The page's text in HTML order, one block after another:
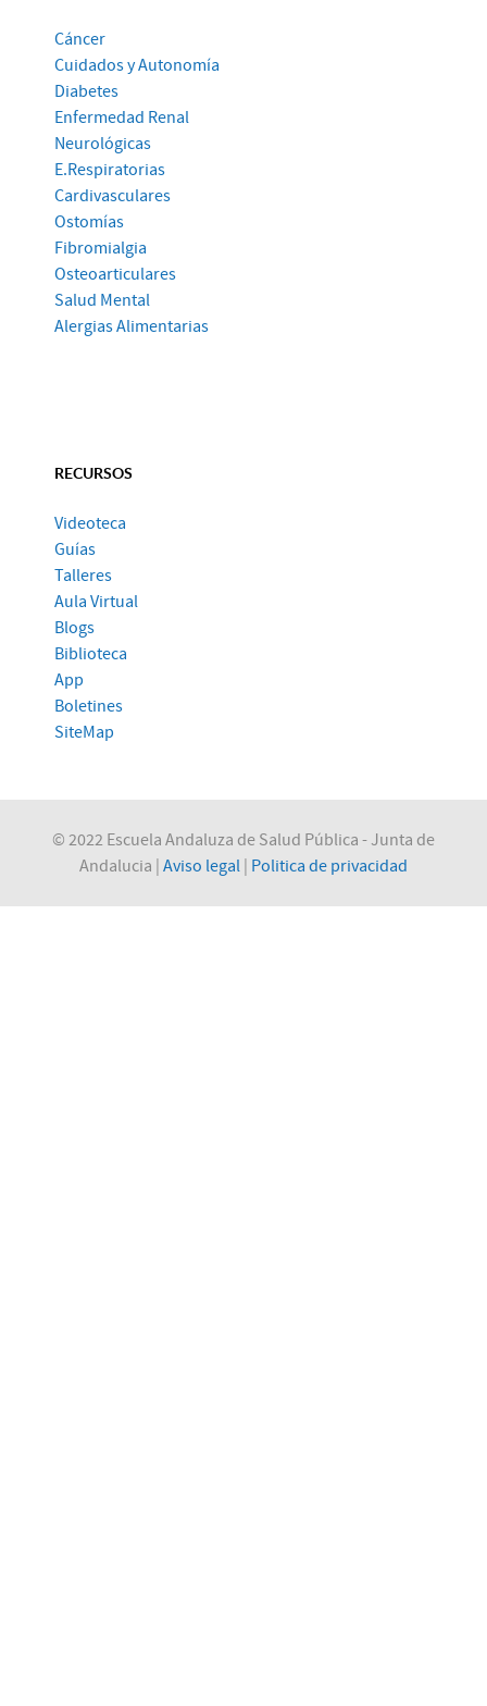
Cáncer
Cuidados y Autonomía
Diabetes
Enfermedad Renal
Neurológicas
E.Respiratorias
Cardivasculares
Ostomías
Fibromialgia
Osteoarticulares
Salud Mental
Alergias Alimentarias
RECURSOS
Videoteca
Guías
Talleres
Aula Virtual
Blogs
Biblioteca
App
Boletines
SiteMap
© 2022 Escuela Andaluza de Salud Pública - Junta de
Andalucia | Aviso legal | Politica de privacidad